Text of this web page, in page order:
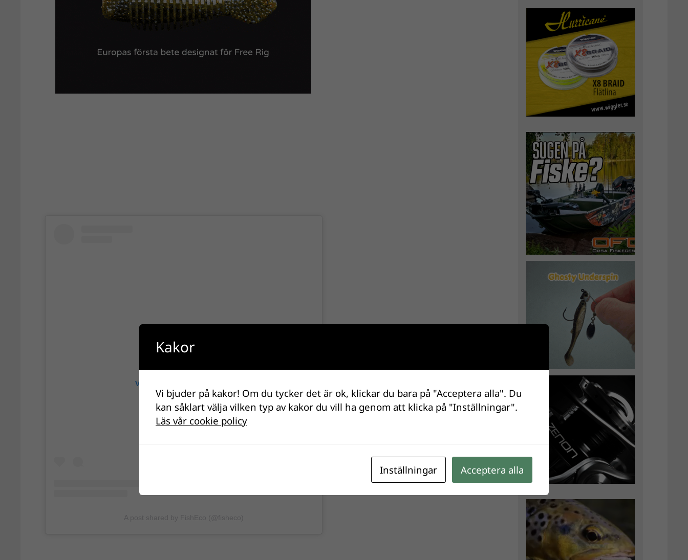
View this post on Instagram
Kakor
Vi bjuder på kakor! Om du tycker det är ok, klickar du bara på "Acceptera alla". Du
kan såklart välja vilken typ av kakor du vill ha genom att klicka på "Inställningar".
Läs vår cookie policy
Inställningar Acceptera alla